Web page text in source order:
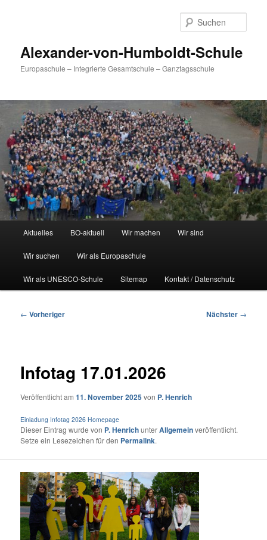
Alexander-von-Humboldt-Schule
Europaschule – Integrierte Gesamtschule – Ganztagsschule
Aktuelles BO-aktuell Wir machen Wir sind
Wir suchen Wir als Europaschule
Wir als UNESCO-Schule Sitemap Kontakt / Datenschutz
Beitragsnavigation
← Vorheriger Nächster →
Infotag 17.01.2026
Veröffentlicht am11. November 2025von P. Henrich
Einladung Infotag 2026 Homepage
Dieser Eintrag wurde von P. HenrichunterAllgemeinveröffentlicht.
Setze ein Lesezeichen für den Permalink.